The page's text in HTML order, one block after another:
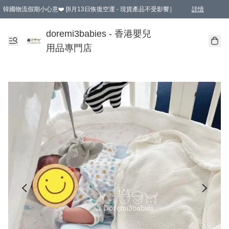
韓國物流假期小心意❤️ [8月13日恢復空運 - 現貨產品不受影響］ 詳情
新會員首張訂單滿$600即享9折優惠！(部份超優惠產品 & 品牌指定價除外)
doremi3babies - 香港嬰兒
用品專門店